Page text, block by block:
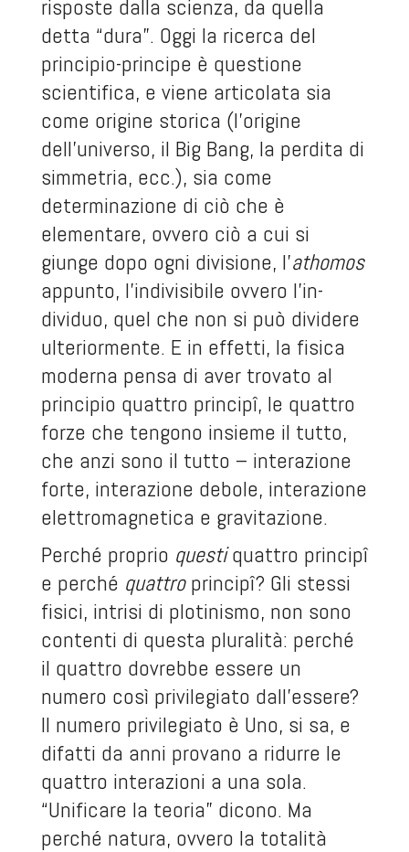
risposte dalla scienza, da quella
detta “dura”. Oggi la ricerca del
principio-principe è questione
scientifica, e viene articolata sia
come origine storica (l’origine
dell’universo, il Big Bang, la perdita di
simmetria, ecc.), sia come
determinazione di ciò che è
elementare, ovvero ciò a cui si
giunge dopo ogni divisione, l’athomos
appunto, l’indivisibile ovvero l’in-
dividuo, quel che non si può dividere
ulteriormente. E in effetti, la fisica
moderna pensa di aver trovato al
principio quattro principî, le quattro
forze che tengono insieme il tutto,
che anzi sono il tutto – interazione
forte, interazione debole, interazione
elettromagnetica e gravitazione.
Perché proprio questiquattro principî
e perché quattroprincipî? Gli stessi
fisici, intrisi di plotinismo, non sono
contenti di questa pluralità: perché
il quattro dovrebbe essere un
numero così privilegiato dall’essere?
Il numero privilegiato è Uno, si sa, e
difatti da anni provano a ridurre le
quattro interazioni a una sola.
“Unificare la teoria” dicono. Ma
perché natura, ovvero la totalità